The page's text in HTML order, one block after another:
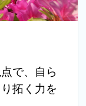
で、自ら
拓く力を